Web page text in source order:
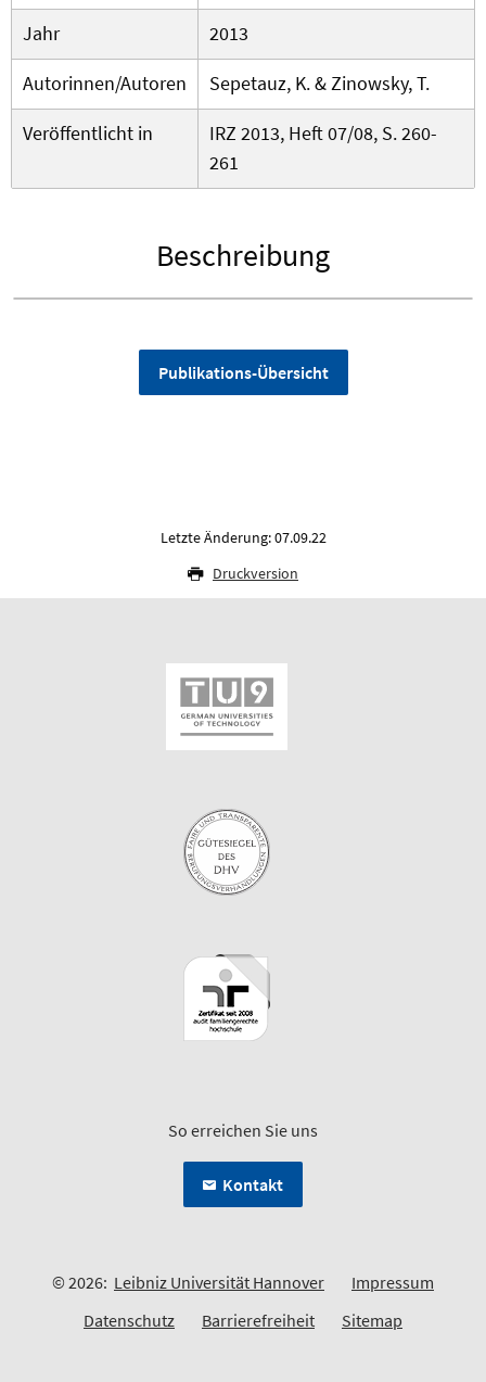
Jahr
2013
Autorinnen/Autoren
Sepetauz, K. & Zinowsky, T.
Veröffentlicht in
IRZ 2013, Heft 07/08, S. 260-
261
Beschreibung
Publikations-Übersicht
Letzte Änderung: 07.09.22
Druckversion
So erreichen Sie uns
Kontakt
© 2026: Leibniz Universität Hannover
Impressum
Datenschutz
Barrierefreiheit Sitemap